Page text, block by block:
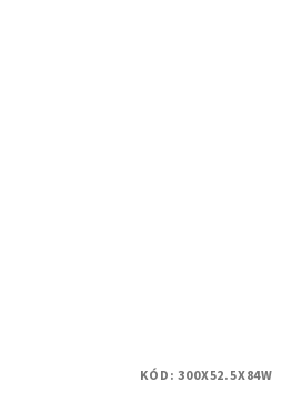
KÓD:300X52.5X84W